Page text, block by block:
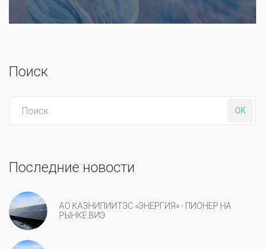
Поиск
OK
Последние новости
АО КАЗНИПИИТЭС «ЭНЕРГИЯ» - ПИОНЕР НА
РЫНКЕ ВИЭ